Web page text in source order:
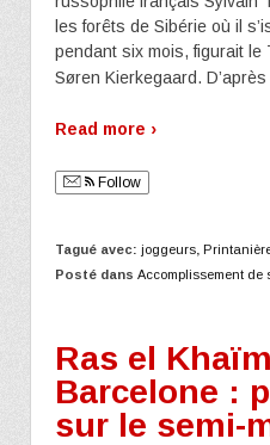
les forêts de Sibérie où il
pendant six mois, figurait
Søren Kierkegaard.
Read more ›
Follow
Tagué avec: joggeurs
Posté dans Accomplissement de
Ras el
Barcelone :
sur le semi-